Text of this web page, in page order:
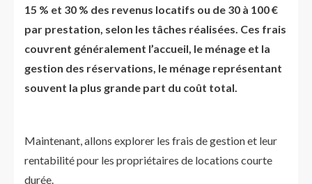
15 % et 30 % des revenus locatifs ou de 30 à 100 €
par prestation, selon les tâches réalisées. Ces frais
couvrent généralement l’accueil, le ménage et la
gestion des réservations, le ménage représentant
souvent la plus grande part du coût total.
Maintenant, allons explorer les frais de gestion et leur
rentabilité pour les propriétaires de locations courte
durée.